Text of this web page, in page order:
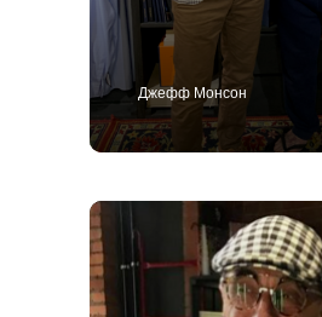
Джефф Монсон